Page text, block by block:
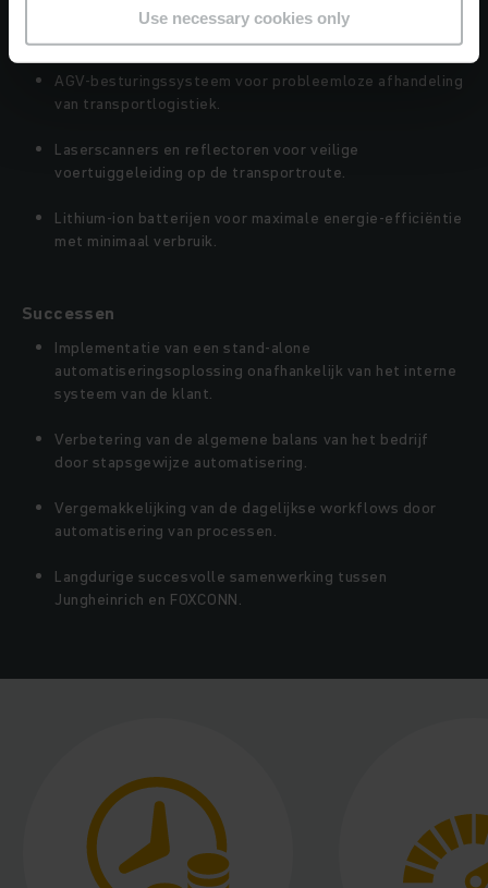
Use necessary cookies only
Installatie van een ERC 215a als stand-alone logistieke
AGV-besturingssysteem voor probleemloze afhandeling
van transportlogistiek.
Laserscanners en reflectoren voor veilige
voertuiggeleiding op de transportroute.
Lithium-ion batterijen voor maximale energie-efficiëntie
met minimaal verbruik.
Successen
Implementatie van een stand-alone
automatiseringsoplossing onafhankelijk van het interne
systeem van de klant.
Verbetering van de algemene balans van het bedrijf
door stapsgewijze automatisering.
Vergemakkelijking van de dagelijkse workflows door
automatisering van processen.
Langdurige succesvolle samenwerking tussen
Jungheinrich en FOXCONN.